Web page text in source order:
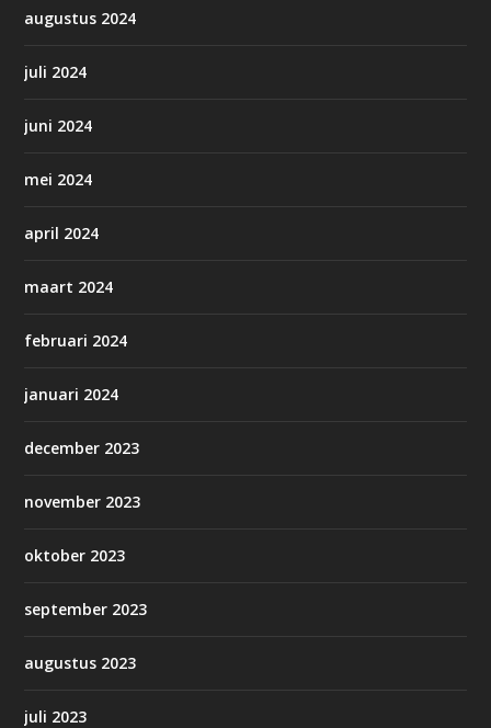
augustus 2024
juli 2024
juni 2024
mei 2024
april 2024
maart 2024
februari 2024
januari 2024
december 2023
november 2023
oktober 2023
september 2023
augustus 2023
juli 2023